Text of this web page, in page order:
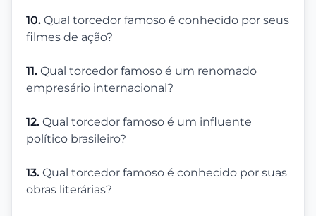
10. Qual torcedor famoso é conhecido por seus
filmes de ação?
11. Qual torcedor famoso é um renomado
empresário internacional?
12. Qual torcedor famoso é um influente
político brasileiro?
13. Qual torcedor famoso é conhecido por suas
obras literárias?